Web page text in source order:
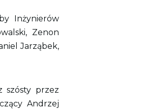
Inżynierów
Zenon
Jarząbek,
szósty przez
Andrzej